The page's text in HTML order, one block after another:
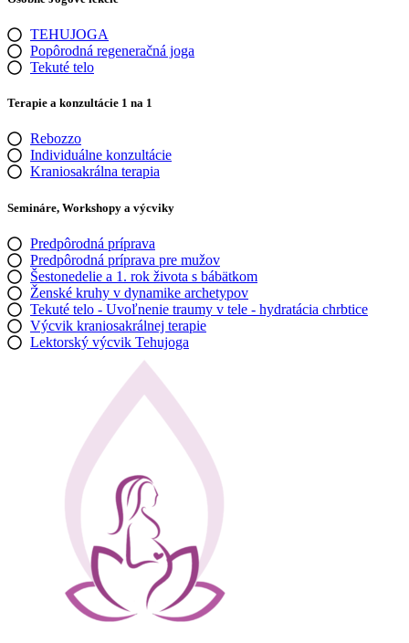
TEHUJOGA
Popôrodná regeneračná joga
Tekuté telo
Terapie a konzultácie 1 na 1
Rebozzo
Individuálne konzultácie
Kraniosakrálna terapia
Semináre, Workshopy a výcviky
Predpôrodná príprava
Predpôrodná príprava pre mužov
Šestonedelie a 1. rok života s bábätkom
Ženské kruhy v dynamike archetypov
Tekuté telo - Uvoľnenie traumy v tele - hydratácia chrbtice
Výcvik kraniosakrálnej terapie
Lektorský výcvik Tehujoga